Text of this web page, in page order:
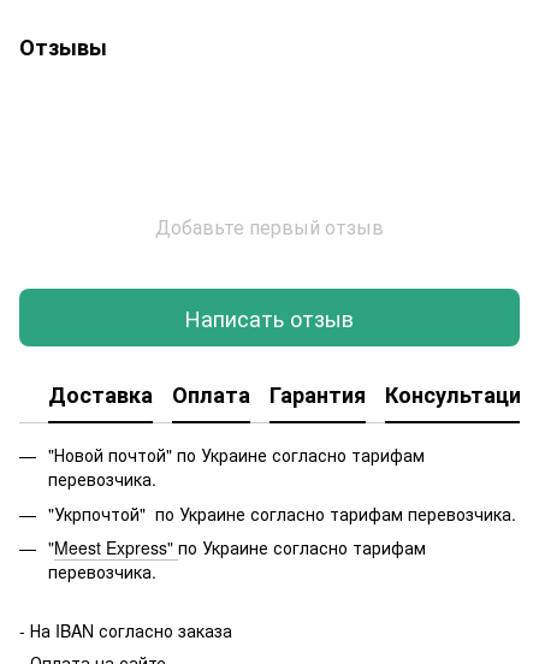
Отзывы
Добавьте первый отзыв
Написать отзыв
Доставка Оплата Гарантия Консультация
"Новой почтой" по Украине согласно тарифам
перевозчика.
"Укрпочтой" по Украине согласно тарифам перевозчика.
"Meest Express" по Украине согласно тарифам
перевозчика.
- На IBAN согласно заказа